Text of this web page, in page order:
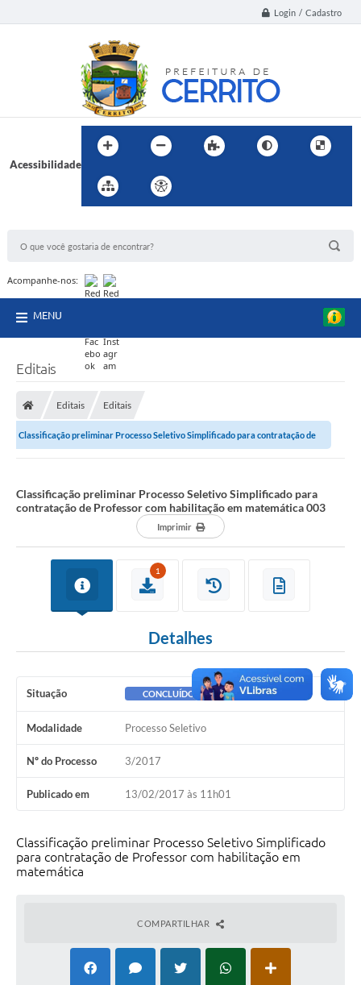
Login / Cadastro
Acessibilidade
Acompanhe-nos:
MENU
Editais
Editais Editais
Classificação preliminar Processo Seletivo Simplificado para contratação de
Classificação preliminar Processo Seletivo Simplificado para
contratação de Professor com habilitação em matemática 003
Imprimir
1
Detalhes
Situação CONCLUÍDO
Modalidade Processo Seletivo
Nº do Processo 3/2017
Publicado em 13/02/2017 às 11h01
Classificação preliminar Processo Seletivo Simplificado
para contratação de Professor com habilitação em
matemática
COMPARTILHAR